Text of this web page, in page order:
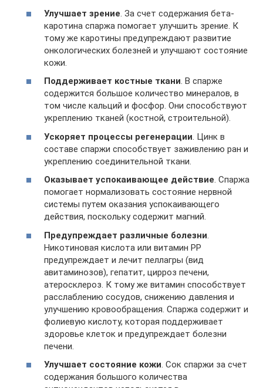
Улучшает зрение. За счет содержания бета-
каротина спаржа помогает улучшить зрение. К
тому же каротины предупреждают развитие
онкологических болезней и улучшают состояние
кожи.
Поддерживает костные ткани. В спарже
содержится большое количество минералов, в
том числе кальций и фосфор. Они способствуют
укреплению тканей (костной, строительной).
Ускоряет процессы регенерации. Цинк в
составе спаржи способствует заживлению ран и
укреплению соединительной ткани.
Оказывает успокаивающее действие. Спаржа
помогает нормализовать состояние нервной
системы путем оказания успокаивающего
действия, поскольку содержит магний.
Предупреждает различные болезни.
Никотиновая кислота или витамин PP
предупреждает и лечит пеллагры (вид
авитаминозов), гепатит, цирроз печени,
атеросклероз. К тому же витамин способствует
расслаблению сосудов, снижению давления и
улучшению кровообращения. Спаржа содержит и
фолиевую кислоту, которая поддерживает
здоровье клеток и предупреждает болезни
печени.
Улучшает состояние кожи. Сок спаржи за счет
содержания большого количества